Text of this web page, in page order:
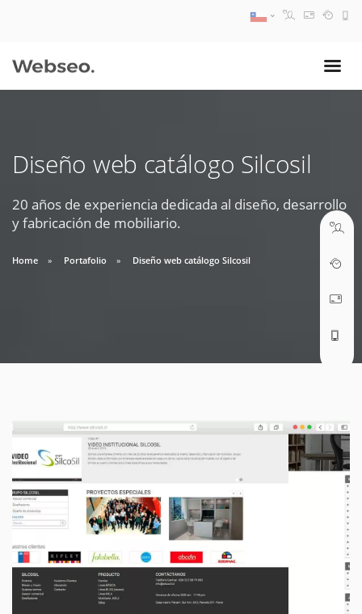
Diseño web catálogo Silcosil
20 años de experiencia dedicada al diseño, desarrollo
y fabricación de mobiliario.
Home Portafolio Diseño web catálogo Silcosil
09:30 AM A 18:30 PM
soporte@webseo.cl